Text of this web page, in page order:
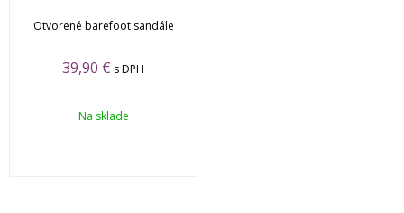
Otvorené barefoot sandále
39,90 € s DPH
Na sklade